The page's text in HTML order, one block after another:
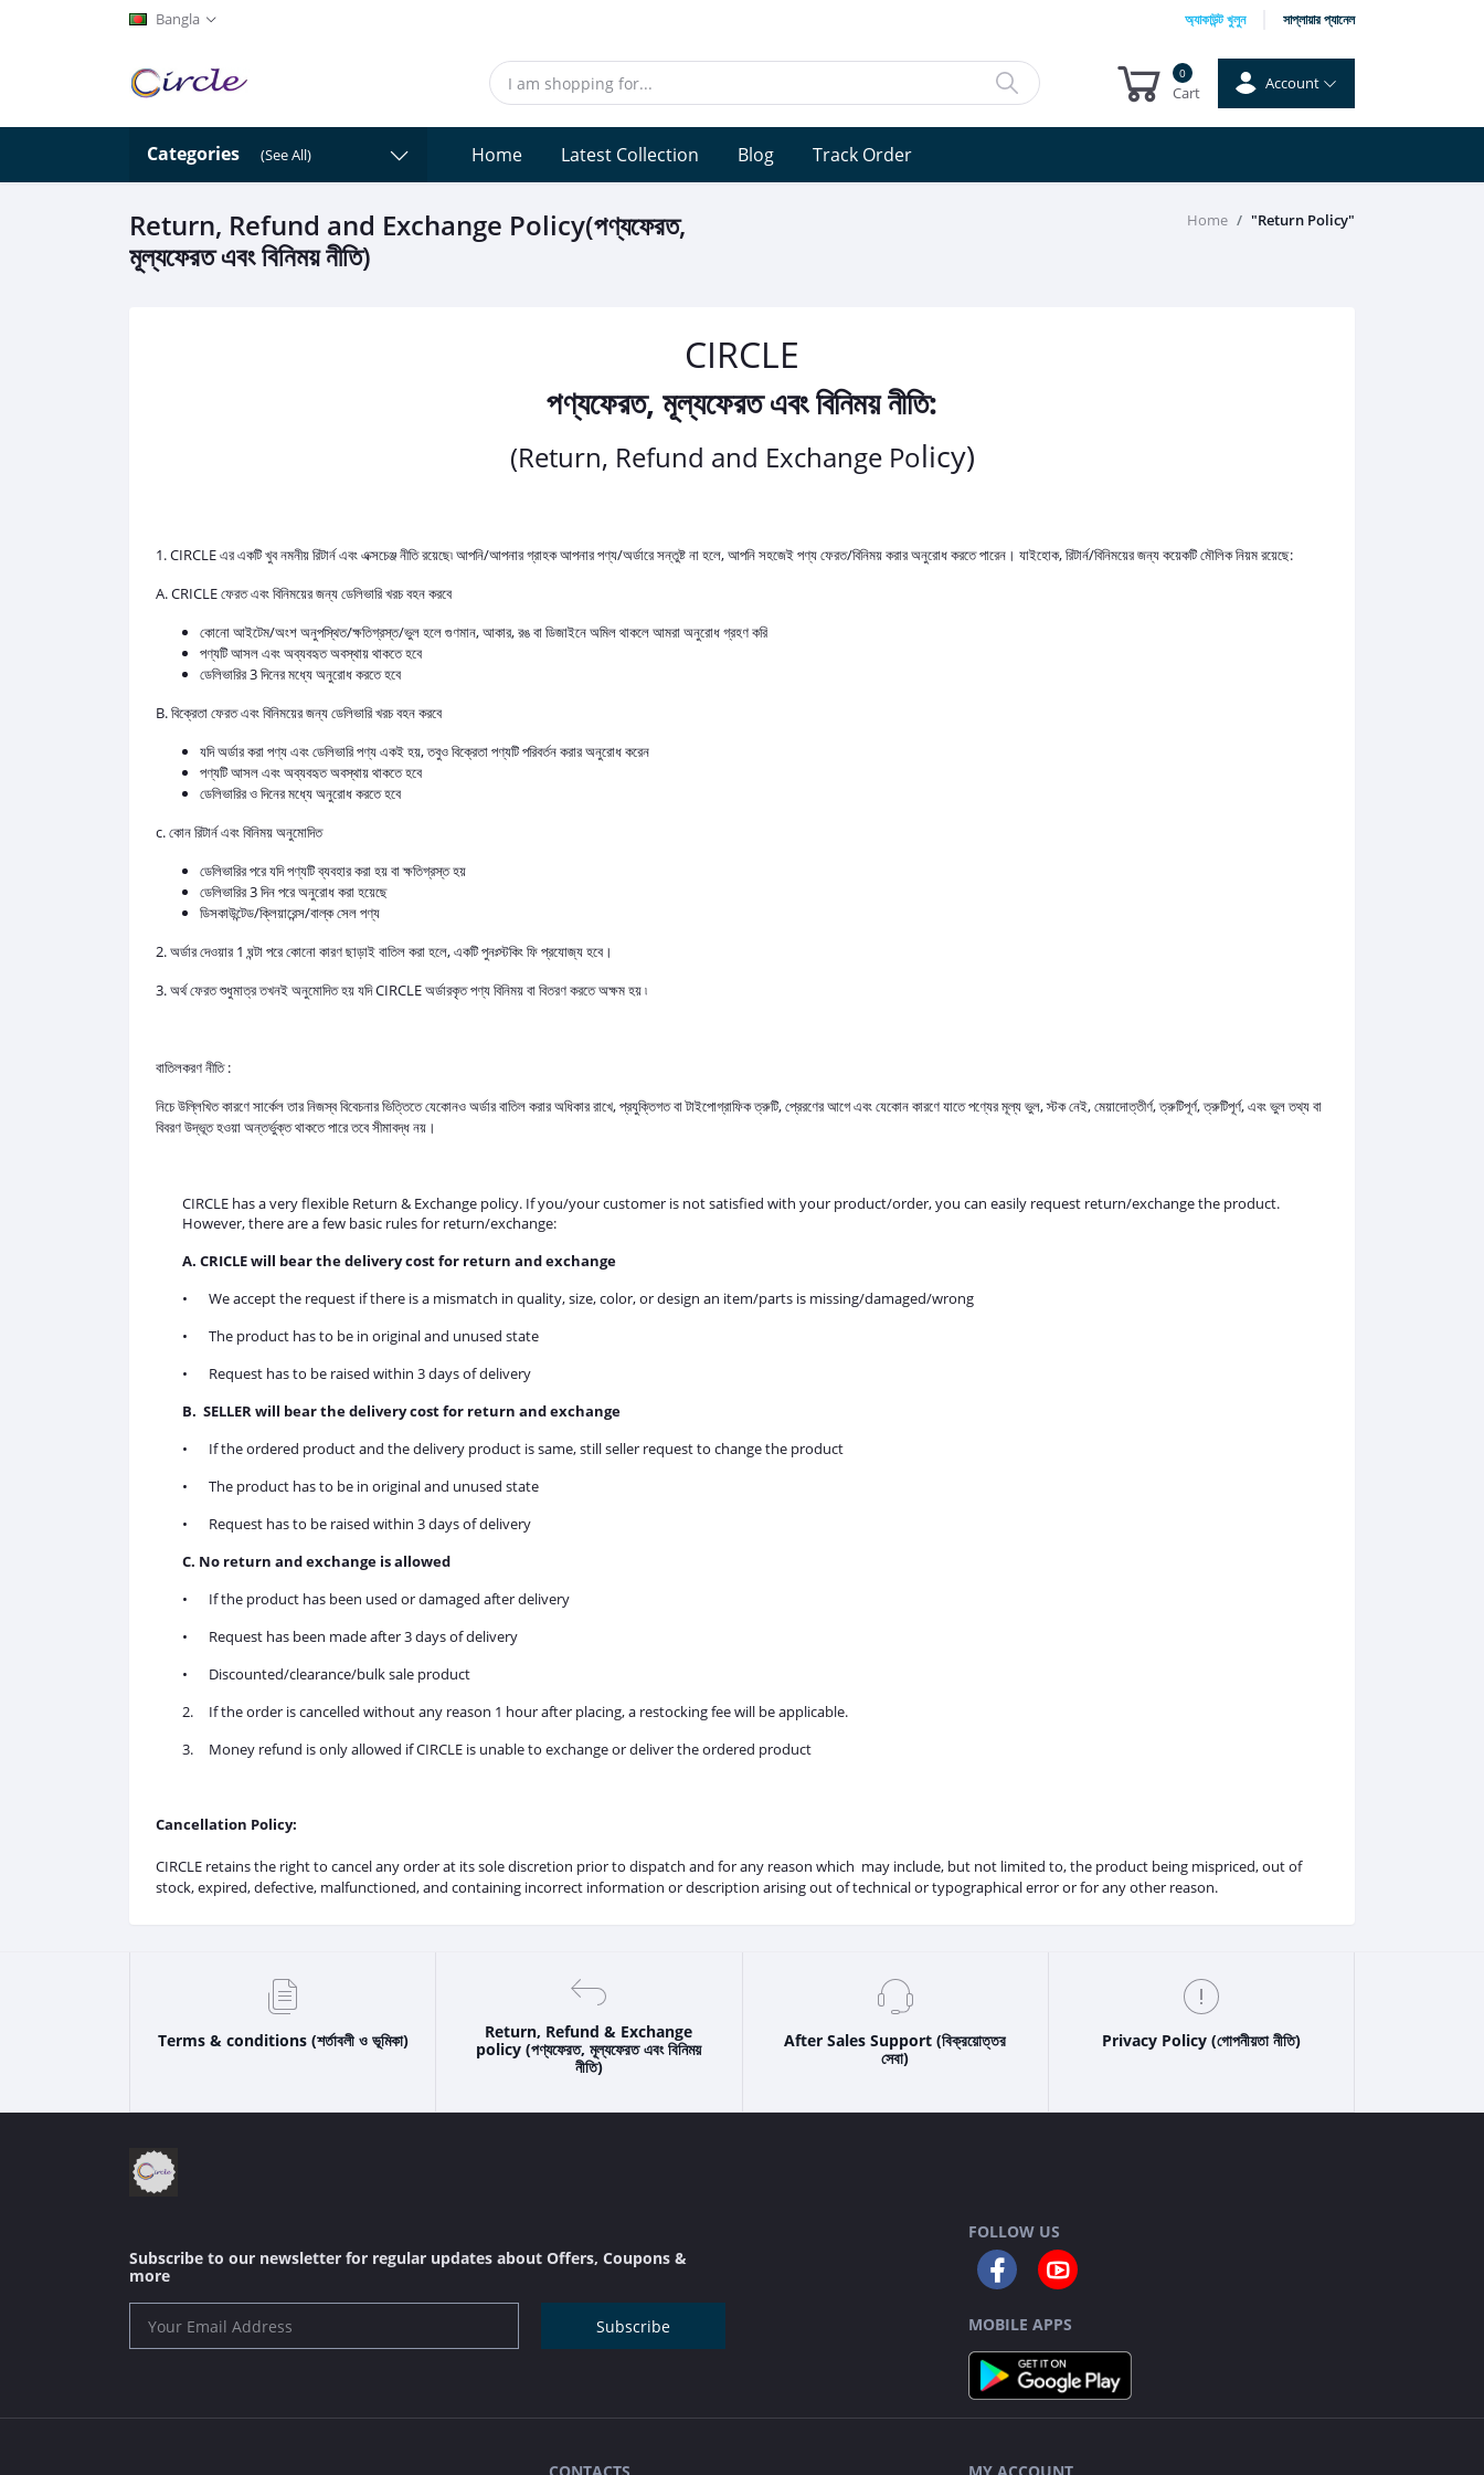
Bangla অ্যাকাউন্ট খুলুন সাপ্লায়ার প্যানেল
0
Cart
Account
Categories (See All) Home Latest Collection Blog Track Order
Return, Refund and Exchange Policy(পণ্যফেরত,
মূল্যফেরত এবং বিনিময় নীতি)
Home "Return Policy"
CIRCLE
পণ্যফেরত, মূল্যফেরত এবং বিনিময় নীতি:
(Return, Refund and Exchange Policy)
1. CIRCLE এর একটি খুব নমনীয় রিটার্ন এবং এক্সচেঞ্জ নীতি রয়েছে৷ আপনি/আপনার গ্রাহক আপনার পণ্য/অর্ডারে সন্তুষ্ট না হলে, আপনি সহজেই পণ্য ফেরত/বিনিময় করার অনুরোধ করতে পারেন। যাইহোক, রিটার্ন/বিনিময়ের জন্য কয়েকটি মৌলিক নিয়ম রয়েছে:
A. CRICLE ফেরত এবং বিনিময়ের জন্য ডেলিভারি খরচ বহন করবে
কোনো আইটেম/অংশ অনুপস্থিত/ক্ষতিগ্রস্ত/ভুল হলে গুণমান, আকার, রঙ বা ডিজাইনে অমিল থাকলে আমরা অনুরোধ গ্রহণ করি
পণ্যটি আসল এবং অব্যবহৃত অবস্থায় থাকতে হবে
ডেলিভারির 3 দিনের মধ্যে অনুরোধ করতে হবে
B. বিক্রেতা ফেরত এবং বিনিময়ের জন্য ডেলিভারি খরচ বহন করবে
যদি অর্ডার করা পণ্য এবং ডেলিভারি পণ্য একই হয়, তবুও বিক্রেতা পণ্যটি পরিবর্তন করার অনুরোধ করেন
পণ্যটি আসল এবং অব্যবহৃত অবস্থায় থাকতে হবে
ডেলিভারির ও দিনের মধ্যে অনুরোধ করতে হবে
c. কোন রিটার্ন এবং বিনিময় অনুমোদিত
ডেলিভারির পরে যদি পণ্যটি ব্যবহার করা হয় বা ক্ষতিগ্রস্ত হয়
ডেলিভারির 3 দিন পরে অনুরোধ করা হয়েছে
ডিসকাউন্টেড/ক্লিয়ারেন্স/বাল্ক সেল পণ্য
2. অর্ডার দেওয়ার 1 ঘন্টা পরে কোনো কারণ ছাড়াই বাতিল করা হলে, একটি পুনঃস্টকিং ফি প্রযোজ্য হবে।
3. অর্থ ফেরত শুধুমাত্র তখনই অনুমোদিত হয় যদি CIRCLE অর্ডারকৃত পণ্য বিনিময় বা বিতরণ করতে অক্ষম হয় ৷
বাতিলকরণ নীতি :
নিচে উল্লিখিত কারণে সার্কেল তার নিজস্ব বিবেচনার ভিত্তিতে যেকোনও অর্ডার বাতিল করার অধিকার রাখে, প্রযুক্তিগত বা টাইপোগ্রাফিক ত্রুটি, প্রেরণের আগে এবং যেকোন কারণে যাতে পণ্যের মূল্য ভুল, স্টক নেই, মেয়াদোত্তীর্ণ, ত্রুটিপূর্ণ, ত্রুটিপূর্ণ, এবং ভুল তথ্য বা
বিবরণ উদ্ভূত হওয়া অন্তর্ভুক্ত থাকতে পারে তবে সীমাবদ্ধ নয়।
CIRCLE has a very flexible Return & Exchange policy. If you/your customer is not satisfied with your product/order, you can easily request return/exchange the product.
However, there are a few basic rules for return/exchange:
A. CRICLE will bear the delivery cost for return and exchange
•
We accept the request if there is a mismatch in quality, size, color, or design an item/parts is missing/damaged/wrong
•
The product has to be in original and unused state
•
Request has to be raised within 3 days of delivery
B. SELLER will bear the delivery cost for return and exchange
•
If the ordered product and the delivery product is same, still seller request to change the product
•
The product has to be in original and unused state
•
Request has to be raised within 3 days of delivery
C. No return and exchange is allowed
•
If the product has been used or damaged after delivery
•
Request has been made after 3 days of delivery
•
Discounted/clearance/bulk sale product
2.
If the order is cancelled without any reason 1 hour after placing, a restocking fee will be applicable.
3.
Money refund is only allowed if CIRCLE is unable to exchange or deliver the ordered product
Cancellation Policy:
CIRCLE retains the right to cancel any order at its sole discretion prior to dispatch and for any reason which may include, but not limited to, the product being mispriced, out of
stock, expired, defective, malfunctioned, and containing incorrect information or description arising out of technical or typographical error or for any other reason.
Terms & conditions (শর্তাবলী ও ভূমিকা)
Return, Refund & Exchange
policy (পণ্যফেরত, মূল্যফেরত এবং বিনিময়
নীতি)
After Sales Support (বিক্রয়োত্তর
সেবা)
Privacy Policy (গোপনীয়তা নীতি)
Subscribe to our newsletter for regular updates about Offers, Coupons &
more
Subscribe
FOLLOW US
MOBILE APPS